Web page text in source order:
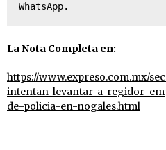
WhatsApp.
La Nota Completa en:
https://www.expreso.com.mx/
intentan-levantar-a-regidor-
de-policia-en-nogales.html